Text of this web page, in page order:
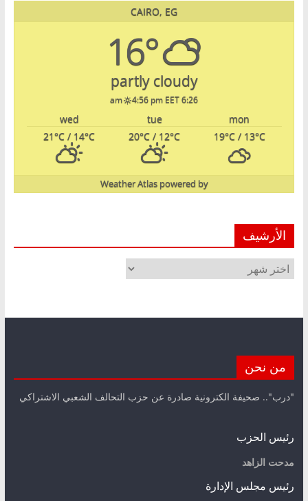
CAIRO, EG
16°
partly cloudy
6:26 am
4:56 pm EET
mon
tue
wed
19°C/ 13°C
20°C / 12°C
21°C / 14°C
powered by
Weather Atlas
الأرشيف
الأرشيف
من نحن
"درب".. صحيفة الكترونية صادرة عن حزب التحالف الشعبي الاشتراكي
رئيس الحزب
مدحت الزاهد
رئيس مجلس الإدارة